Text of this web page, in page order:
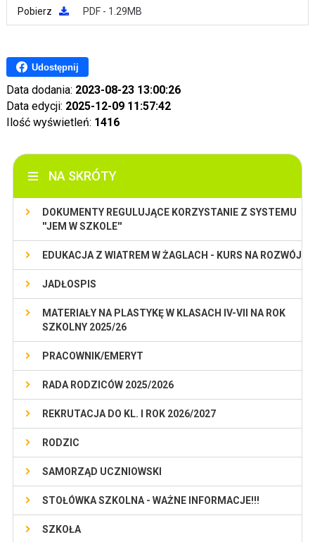
Pobierz PDF - 1.29MB
Udostępnij
Data dodania: 2023-08-23 13:00:26
Data edycji: 2025-12-09 11:57:42
Ilość wyświetleń: 1416
NA SKRÓTY
DOKUMENTY REGULUJĄCE KORZYSTANIE Z SYSTEMU
''JEM W SZKOLE''
EDUKACJA Z WIATREM W ŻAGLACH - KURS NA ROZWÓJ
JADŁOSPIS
MATERIAŁY NA PLASTYKĘ W KLASACH IV-VII NA ROK
SZKOLNY 2025/26
PRACOWNIK/EMERYT
RADA RODZICÓW 2025/2026
REKRUTACJA DO KL. I ROK 2026/2027
RODZIC
SAMORZĄD UCZNIOWSKI
STOŁÓWKA SZKOLNA - WAŻNE INFORMACJE!!!
SZKOŁA